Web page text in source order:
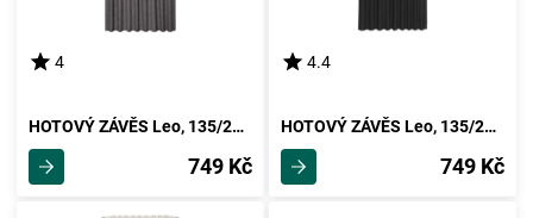
4
HOTOVÝ ZÁVĚS Leo, 135/255cm, Šedá
749 Kč
4.4
HOTOVÝ ZÁVĚS Leo, 135/255cm, Černá
749 Kč